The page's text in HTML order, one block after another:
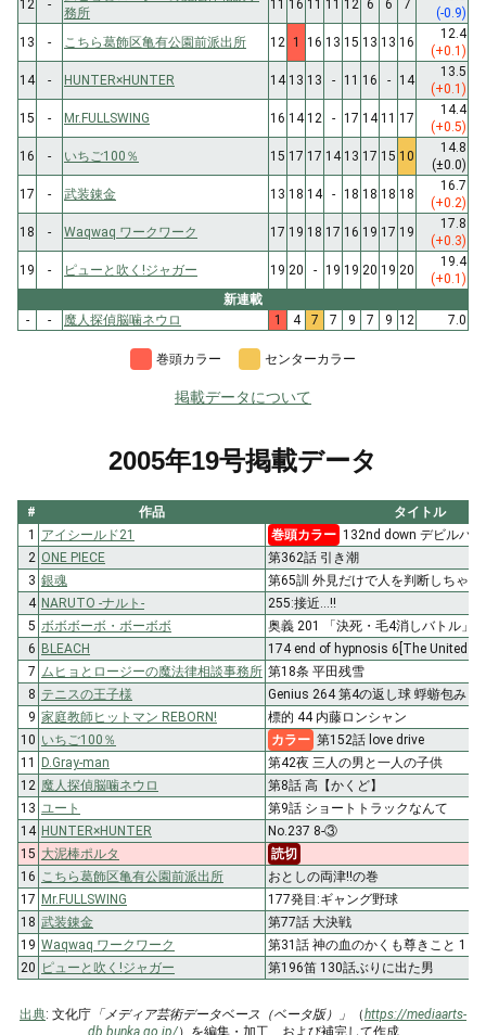
12
-
務所
11 16 11 11 12 6 6 7
(-0.9)
13
- こちら葛飾区亀有公園前派出所 12 1 16 13 15 13 13 16
12.4
(+0.1)
14
- HUNTER×HUNTER 14 13 13 - 11 16 - 14
13.5
(+0.1)
15
- Mr.FULLSWING 16 14 12 - 17 14 11 17
14.4
(+0.5)
16
- いちご100％ 15 17 17 14 13 17 15 10
14.8
(±0.0)
17
- 武装錬金 13 18 14 - 18 18 18 18
16.7
(+0.2)
18
- Waqwaq ワークワーク 17 19 18 17 16 19 17 19
17.8
(+0.3)
19
- ピューと吹く!ジャガー 19 20 - 19 19 20 19 20
19.4
(+0.1)
新連載
-
- 魔人探偵脳噛ネウロ 1 4 7 7 9 7 9 12 7.0
巻頭カラー センターカラー
掲載データについて
2005年19号掲載データ
# 作品
タイトル
1
アイシールド21 巻頭カラー 132nd down デビルバ
2 ONE PIECE
第362話 引き潮
3 銀魂
第65訓 外見だけで人を判断しちゃダ
4 NARUTO -ナルト-
255:接近…!!
5 ボボボーボ・ボーボボ
奥義 201 「決死・毛4消しバトル」
6 BLEACH
174 end of hypnosis 6[The United
7 ムヒョとロージーの魔法律相談事務所 第18条 平田残雪
8 テニスの王子様
Genius 264 第4の返し球 蜉蝣包み
9 家庭教師ヒットマン REBORN!
標的 44 内藤ロンシャン
10 いちご100％ カラー 第152話 love drive
11 D.Gray-man
第42夜 三人の男と一人の子供
12 魔人探偵脳噛ネウロ
第8話 高【かくど】
13 ユート
第9話 ショートトラックなんて
14 HUNTER×HUNTER
No.237 8-③
15 大泥棒ポルタ
読切
16
こちら葛飾区亀有公園前派出所
おとしの両津!!の巻
17 Mr.FULLSWING
177発目:ギャング野球
18 武装錬金
第77話 大決戦
19 Waqwaq ワークワーク
第31話 神の血のかくも尊きこと 1
20 ピューと吹く!ジャガー 第196笛 130話ぶりに出た男
出典: 文化庁 「メディア芸術データベース（ベータ版）」 （https://mediaarts-
db.bunka.go.jp/）を編集・加工、および補完して作成